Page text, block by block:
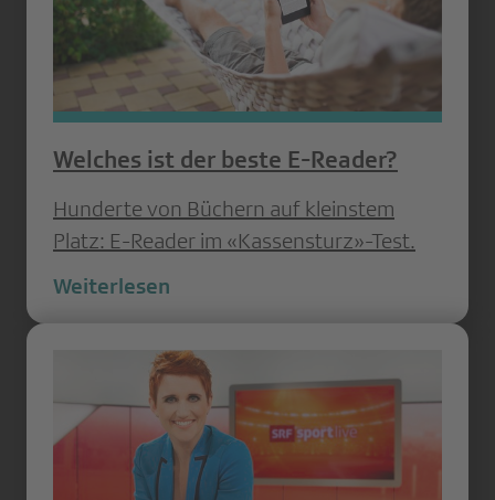
Welches ist der beste E-Reader?
Hunderte von Büchern auf kleinstem
Platz: E-Reader im «Kassensturz»-Test.
Weiterlesen